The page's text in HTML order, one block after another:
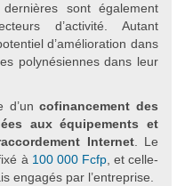
sont également
d’activité. Autant
d’amélioration dans
polynésiennes dans leur
d’uncofinancement des
aux équipements et
Internet. Le
à 100 000 Fcfp, et celle-
engagés par l’entreprise.